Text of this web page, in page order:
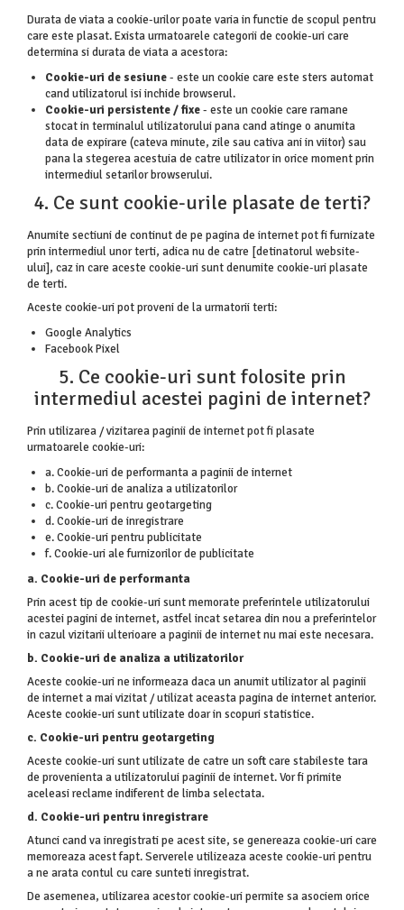
Durata de viata a cookie-urilor poate varia in functie de scopul pentru
care este plasat. Exista urmatoarele categorii de cookie-uri care
determina si durata de viata a acestora:
Cookie-uri de sesiune- este un cookie care este sters automat
cand utilizatorul isi inchide browserul.
Cookie-uri persistente / fixe- este un cookie care ramane
stocat in terminalul utilizatorului pana cand atinge o anumita
data de expirare (cateva minute, zile sau cativa ani in viitor) sau
pana la stegerea acestuia de catre utilizator in orice moment prin
intermediul setarilor browserului.
4. Ce sunt cookie-urile plasate de terti?
Anumite sectiuni de continut de pe pagina de internet pot fi furnizate
prin intermediul unor terti, adica nu de catre [detinatorul website-
ului], caz in care aceste cookie-uri sunt denumite cookie-uri plasate
de terti.
Aceste cookie-uri pot proveni de la urmatorii terti:
Google Analytics
Facebook Pixel
5. Ce cookie-uri sunt folosite prin
intermediul acestei pagini de internet?
Prin utilizarea / vizitarea paginii de internet pot fi plasate
urmatoarele cookie-uri:
a. Cookie-uri de performanta a paginii de internet
b. Cookie-uri de analiza a utilizatorilor
c. Cookie-uri pentru geotargeting
d. Cookie-uri de inregistrare
e. Cookie-uri pentru publicitate
f. Cookie-uri ale furnizorilor de publicitate
a. Cookie-uri de performanta
Prin acest tip de cookie-uri sunt memorate preferintele utilizatorului
acestei pagini de internet, astfel incat setarea din nou a preferintelor
in cazul vizitarii ulterioare a paginii de internet nu mai este necesara.
b. Cookie-uri de analiza a utilizatorilor
Aceste cookie-uri ne informeaza daca un anumit utilizator al paginii
de internet a mai vizitat / utilizat aceasta pagina de internet anterior.
Aceste cookie-uri sunt utilizate doar in scopuri statistice.
c. Cookie-uri pentru geotargeting
Aceste cookie-uri sunt utilizate de catre un soft care stabileste tara
de provenienta a utilizatorului paginii de internet. Vor fi primite
aceleasi reclame indiferent de limba selectata.
d. Cookie-uri pentru inregistrare
Atunci cand va inregistrati pe acest site, se genereaza cookie-uri care
memoreaza acest fapt. Serverele utilizeaza aceste cookie-uri pentru
a ne arata contul cu care sunteti inregistrat.
De asemenea, utilizarea acestor cookie-uri permite sa asociem orice